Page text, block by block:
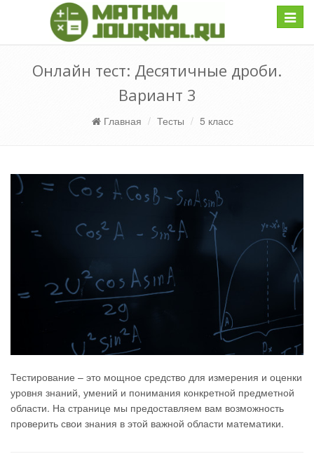
Онлайн тест: Десятичные дроби.
Вариант 3
Главная Тесты 5 класс
Тестирование – это мощное средство для измерения и оценки
уровня знаний, умений и понимания конкретной предметной
области. На странице мы предоставляем вам возможность
проверить свои знания в этой важной области математики.